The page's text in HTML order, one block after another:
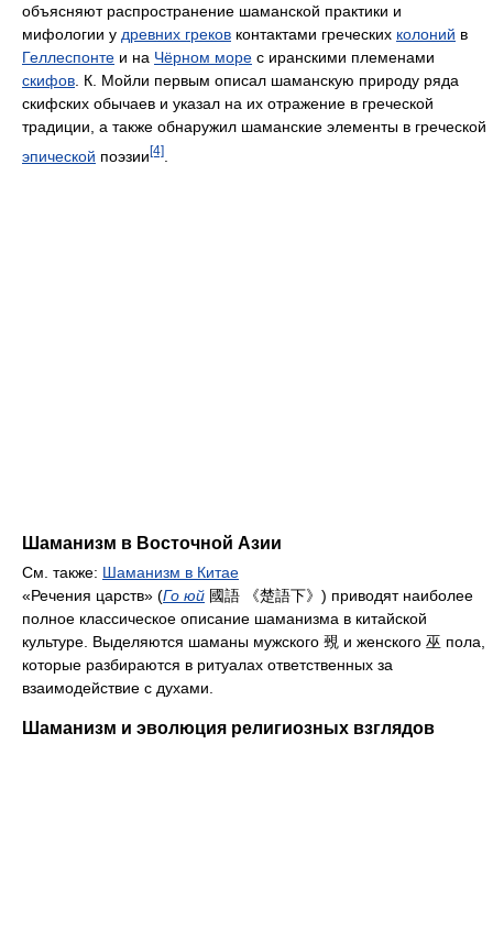
объясняют распространение шаманской практики и
мифологии у древних греков контактами греческих колоний в
Геллеспонте и на Чёрном море с иранскими племенами
скифов . К. Мойли первым описал шаманскую природу ряда
скифских обычаев и указал на их отражение в греческой
традиции, а также обнаружил шаманские элементы в греческой
эпической поэзии[4]
Шаманизм в Восточной Азии
См. также: Шаманизм в Китае
«Речения царств» (Го юй 國語 《楚語下》) приводят наиболее
полное классическое описание шаманизма в китайской
культуре. Выделяются шаманы мужского 覡 и женского 巫 пола,
которые разбираются в ритуалах ответственных за
взаимодействие с духами.
Шаманизм и эволюция религиозных взглядов